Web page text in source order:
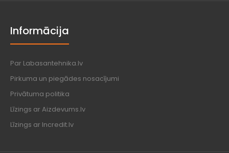
Informācija
Par Labasantehnika.lv
Pirkuma un piegādes nosacījumi
Privātuma politika
Līzings ar Aizdevums.lv
Līzings ar Incredit.lv